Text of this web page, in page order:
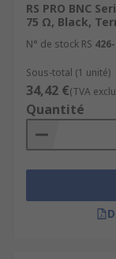
RS PRO BNC
75 Ω, Black,
N° de stock RS
Sous-total (1 unité)
34,42 €(TVA
Quantité